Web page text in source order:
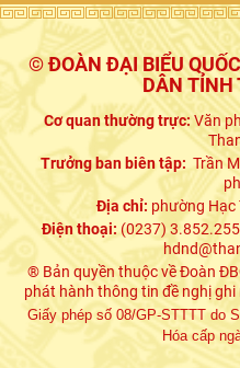
© ĐOÀN ĐẠI BIỂU
DÂN TỈNH
Cơ quan thường trực:Văn
Trưởng ban biên tập: Trần
Địa chỉ: phường Hạc
Điện thoại: (0237)
® Bản quyền thuộc về Đoàn
phát hành thông tin đề nghị ghi
Giấy phép số 08/GP-STTTT do
Hóa cấp